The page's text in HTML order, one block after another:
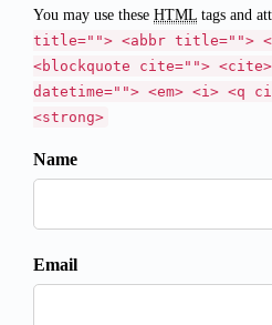
You may use these HTML tags and
title=""> <abbr title="">
<blockquote cite=""> <cite>
datetime=""> <em> <i> <q
<strong>
Name
Email